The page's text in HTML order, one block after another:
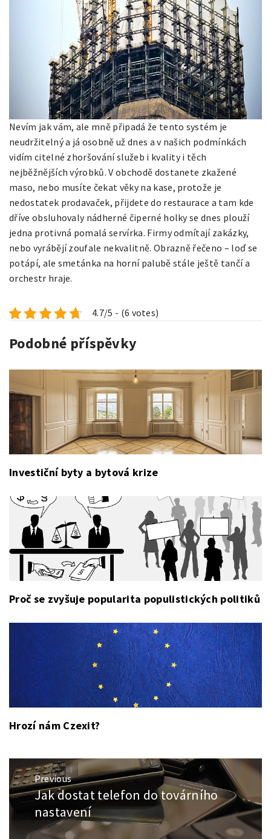
Nevím jak vám, ale mně připadá že tento systém je
neudržitelný a já osobně už dnes a v našich podmínkách
vidím citelné zhoršování služeb i kvality i těch
nejběžnějších výrobků. V obchodě dostanete zkažené
maso, nebo musíte čekat věky na kase, protože je
nedostatek prodavaček, přijdete do restaurace a tam kde
dříve obsluhovaly nádherné čiperné holky se dnes plouží
jedna protivná pomalá servírka. Firmy odmítají zakázky,
nebo vyrábějí zoufale nekvalitně. Obrazně řečeno – loď se
potápí, ale smetánka na horní palubě stále ještě tančí a
orchestr hraje.
4.7/5 - (6 votes)
Podobné příspěvky
Investiční byty a bytová krize
Proč se zvyšuje popularita populistických politiků
Hrozí nám Czexit?
Navigace
pro
příspěvek
Previous
Previous
post:
Jak dostat telefon do továrního
nastavení